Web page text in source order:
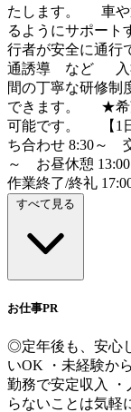
たします。 車や
るようにサポー
行者が安全に通行
通誘導 など 入社
間の丁寧な研修制
できます。 ★希
可能です。 【1
ち合わせ 8:30～
～ お昼休憩
作業終了/終礼
すべて見る
お仕事PR
◎定年後も、安心
いOK ・未経験か
勤務で安定収入
らないことは気軽